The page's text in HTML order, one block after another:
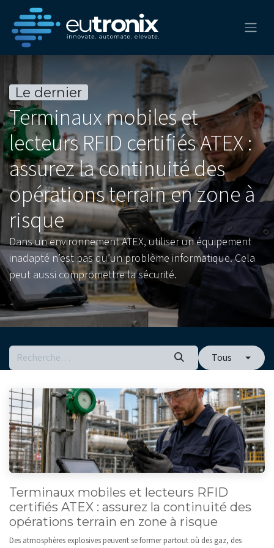
Le dernier
Terminaux mobiles et
lecteurs RFID certifiés ATEX :
assurez la continuité des
opérations terrain en zone à
risque
Dans un environnement ATEX, utiliser un équipement
inadapté n’est pas qu’un problème informatique. Cela
peut aussi compromettre la sécurité.
Tous
Terminaux mobiles et lecteurs RFID
certifiés ATEX : assurez la continuité des
opérations terrain en zone à risque
Des atmosphères explosives peuvent se former partout où des gaz, des